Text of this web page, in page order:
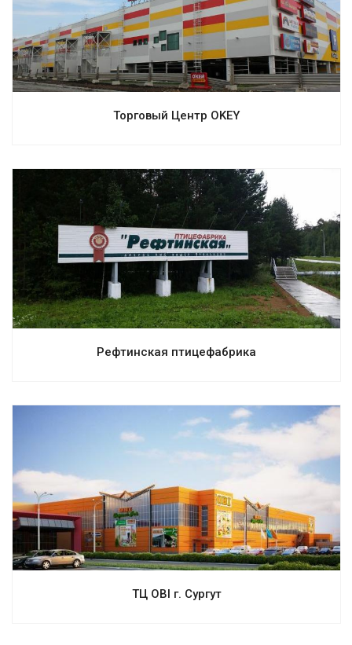
Смотреть проект
Торговый Центр OKEY
Смотреть проект
Рефтинская птицефабрика
Смотреть проект
ТЦ OBI г. Сургут